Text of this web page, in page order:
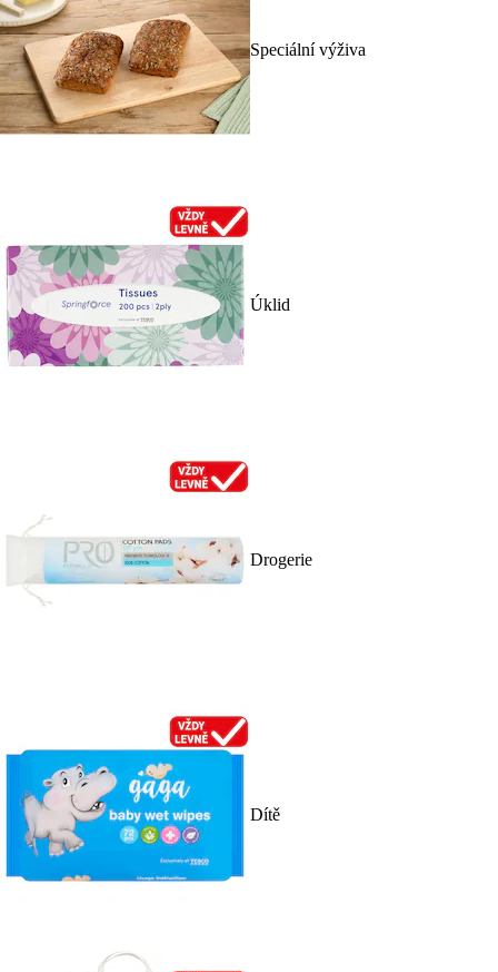
Speciální výživa
Úklid
Drogerie
Dítě